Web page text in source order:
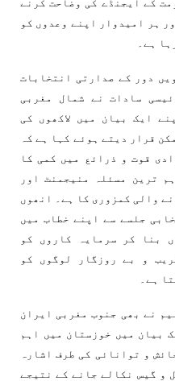
کے ایجنڈے کی وضاحت کرنے
ہر امیدوار اپنے وعدوں کو
ہے۔
دور کے صدارتی انتخابات
سادات نے شمال مغربی
ایک بیان میں لاکھوں کی
قرار دیتے ہوئے کہا ہے کہ
قوت و ذرائع میں کمی کا
ترین مسئلہ منیجمنٹ اور
والی کمزوری کا ہے۔ انھوں
جلسے سے اپنے خطاب میں
بنا کر سرمایہ کاروں کو
و بے روزگار لوگوں کو
ہے۔
نے بھی جنوب مغربی ایران
بیان میں خوزستان میں اہم
و توانائی کی طرف اشارہ
و گیس نکالے جانے کے نتیجے